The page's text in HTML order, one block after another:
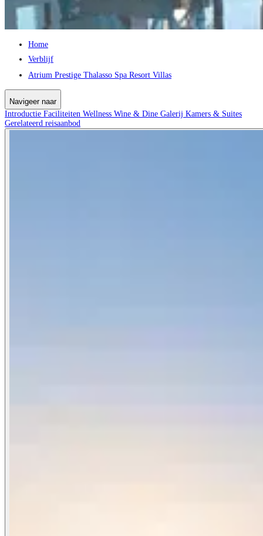
Home
Verblijf
Atrium Prestige Thalasso Spa Resort Villas
Navigeer naar
Introductie Faciliteiten Wellness Wine & Dine Galerij Kamers & Suites
Gerelateerd reisaanbod